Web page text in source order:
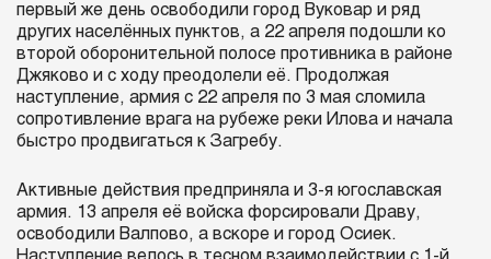
первый же день освободили город Вуковар и ряд
других населённых пунктов, а 22 апреля подошли ко
второй оборонительной полосе противника в районе
Джяково и с ходу преодолели её. Продолжая
наступление, армия с 22 апреля по 3 мая сломила
сопротивление врага на рубеже реки Илова и начала
быстро продвигаться к Загребу.
Активные действия предприняла и 3-я югославская
армия. 13 апреля её войска форсировали Драву,
освободили Валпово, а вскоре и город Осиек.